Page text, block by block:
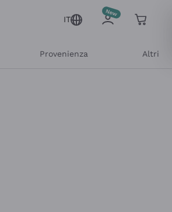
IT
Provenienza Altri